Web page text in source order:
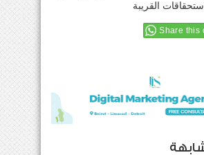
القريبة
Share this